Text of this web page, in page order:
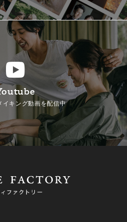
イキング動画を配信中